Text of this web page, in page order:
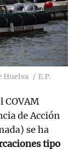
Huelva E.P.
COVAM
de Acción
se ha
tipo